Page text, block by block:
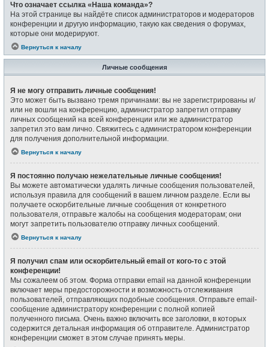
Что означает ссылка «Наша команда»?
На этой странице вы найдёте список администраторов и модераторов
конференции и другую информацию, такую как сведения о форумах,
которые они модерируют.
Вернуться к началу
Личные сообщения
Я не могу отправить личные сообщения!
Это может быть вызвано тремя причинами: вы не зарегистрированы и/
или не вошли на конференцию, администратор запретил отправку
личных сообщений на всей конференции или же администратор
запретил это вам лично. Свяжитесь с администратором конференции
для получения дополнительной информации.
Вернуться к началу
Я постоянно получаю нежелательные личные сообщения!
Вы можете автоматически удалять личные сообщения пользователей,
используя правила для сообщений в вашем личном разделе. Если вы
получаете оскорбительные личные сообщения от конкретного
пользователя, отправьте жалобы на сообщения модераторам; они
могут запретить пользователю отправку личных сообщений.
Вернуться к началу
Я получил спам или оскорбительный email от кого-то с этой
конференции!
Мы сожалеем об этом. Форма отправки email на данной конференции
включает меры предосторожности и возможность отслеживания
пользователей, отправляющих подобные сообщения. Отправьте email-
сообщение администратору конференции с полной копией
полученного письма. Очень важно включить все заголовки, в которых
содержится детальная информация об отправителе. Администратор
конференции сможет в этом случае принять меры.